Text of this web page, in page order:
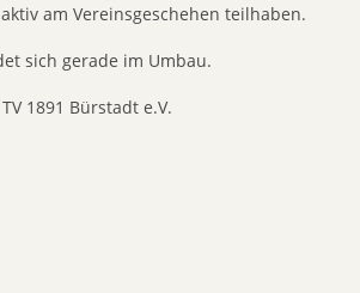
am Vereinsgeschehen teilhaben.
sich gerade im Umbau.
1891 Bürstadt e.V.